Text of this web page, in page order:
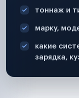
тоннаж и
марку,
какие
зарядка,